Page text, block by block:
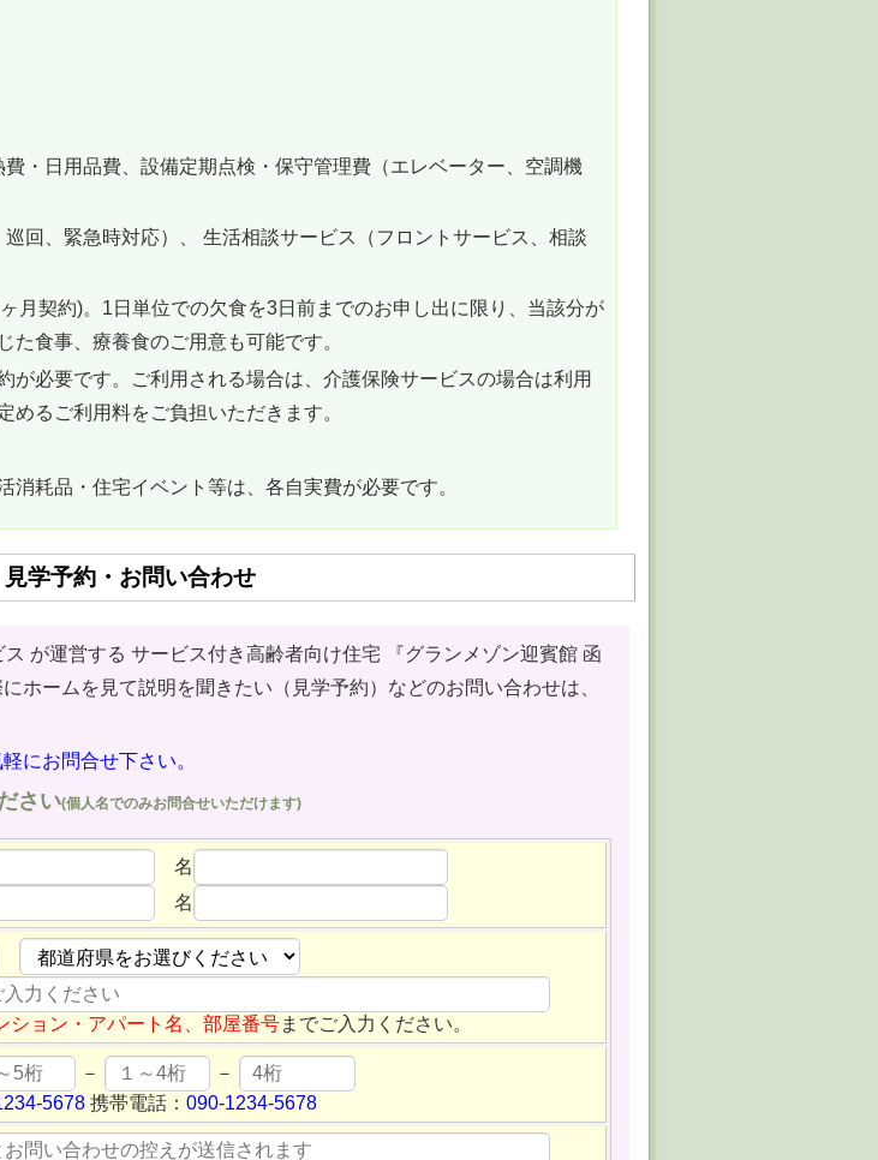
・日用品費、設備定期点検・保守管理費（エレベーター、空調機
回、緊急時対応）、 生活相談サービス（フロントサービス、相談
月契約)。1日単位での欠食を3日前までのお申し出に限り、当該分が
食事、療養食のご用意も可能です。
が必要です。ご利用される場合は、介護保険サービスの場合は利用
るご利用料をご負担いただきます。
耗品・住宅イベント等は、各自実費が必要です。
学予約・お問い合わせ
が運営する サービス付き高齢者向け住宅 『グランメゾン迎賓館 函
ホームを見て説明を聞きたい（見学予約）などのお問い合わせは、
にお問合せ下さい。
さい(個人名でのみお問合せいただけます)
名
名
ション・アパート名、部屋番号までご入力ください。
－
－
5678 携帯電話： 090-1234-5678